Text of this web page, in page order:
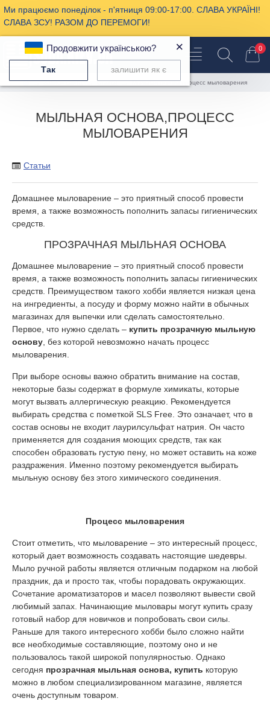
Ми працюємо понеділок - п'ятниця 09:00-17:00. СЛАВА УКРАЇНІ!
СЛАВА ЗСУ! РАЗОМ ДО ПЕРЕМОГИ!
0
Записи сайта Статьи Мыльная основа,процесс мыловарения
МЫЛЬНАЯ ОСНОВА,ПРОЦЕСС
МЫЛОВАРЕНИЯ
Статьи
Домашнее мыловарение – это приятный способ провести
время, а также возможность пополнить запасы гигиенических
средств.
ПРОЗРАЧНАЯ МЫЛЬНАЯ ОСНОВА
Домашнее мыловарение – это приятный способ провести
время, а также возможность пополнить запасы гигиенических
средств. Преимуществом такого хобби является низкая цена
на ингредиенты, а посуду и форму можно найти в обычных
магазинах для выпечки или сделать самостоятельно.
Первое, что нужно сделать – купить прозрачную мыльную
основу , без которой невозможно начать процесс
мыловарения.
При выборе основы важно обратить внимание на состав,
некоторые базы содержат в формуле химикаты, которые
могут вызвать аллергическую реакцию. Рекомендуется
выбирать средства с пометкой SLS Free. Это означает, что в
состав основы не входит лаурилсульфат натрия. Он часто
применяется для создания моющих средств, так как
способен образовать густую пену, но может оставить на коже
раздражения. Именно поэтому рекомендуется выбирать
мыльную основу без этого химического соединения.
Процесс мыловарения
Стоит отметить, что мыловарение – это интересный процесс,
который дает возможность создавать настоящие шедевры.
Мыло ручной работы является отличным подарком на любой
праздник, да и просто так, чтобы порадовать окружающих.
Сочетание ароматизаторов и масел позволяют вывести свой
любимый запах. Начинающие мыловары могут купить сразу
готовый набор для новичков и попробовать свои силы.
Раньше для такого интересного хобби было сложно найти
все необходимые составляющие, поэтому оно и не
пользовалось такой широкой популярностью. Однако
сегодня прозрачная мыльная основа, купить которую
можно в любом специализированном магазине, является
очень доступным товаром.
Продовжити українською? ×
Так залишити як є